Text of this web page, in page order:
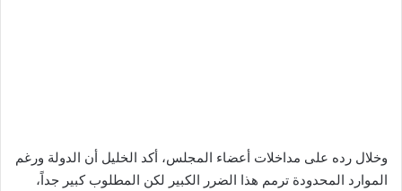
وخلال رده على مداخلات أعضاء المجلس، أكد الخليل أن الدولة ورغم
الموارد المحدودة ترمم هذا الضرر الكبير لكن المطلوب كبير جداً،